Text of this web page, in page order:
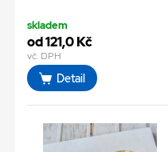
skladem
od 121,0 Kč
vč. DPH
Detail